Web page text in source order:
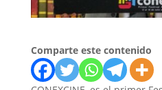
Comparte este contenido